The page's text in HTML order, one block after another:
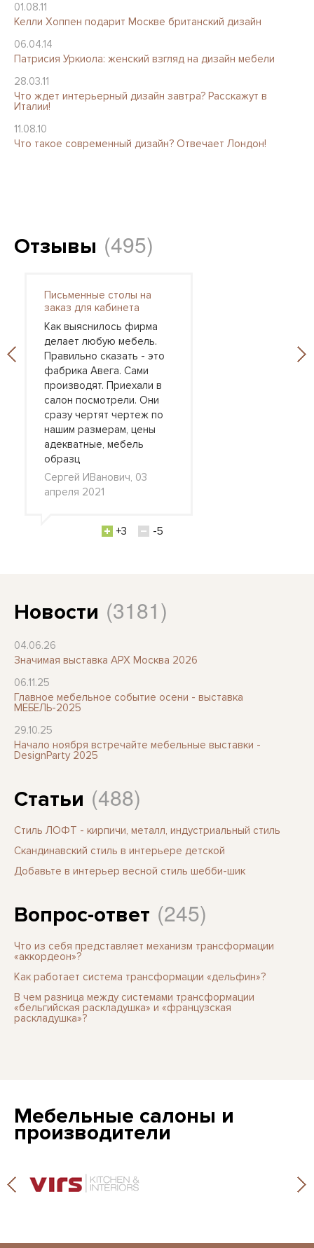
01.08.11
Келли Хоппен подарит Москве британский дизайн
06.04.14
Патриcия Уркиола: женский взгляд на дизайн мебели
28.03.11
Что ждет интерьерный дизайн завтра? Расскажут в
Италии!
11.08.10
Что такое современный дизайн? Отвечает Лондон!
Отзывы (495)
Письменные столы на
заказ для кабинета
Как выяснилось фирма
делает любую мебель.
Правильно сказать - это
фабрика Авега. Сами
производят. Приехали в
салон посмотрели. Они
сразу чертят чертеж по
нашим размерам, цены
адекватные, мебель
образц
Сергей ИВанович, 03
апреля 2021
+3 -5
Новости (3181)
04.06.26
Значимая выставка АРХ Москва 2026
06.11.25
Главное мебельное событие осени - выставка
МЕБЕЛЬ-2025
29.10.25
Начало ноября встречайте мебельные выставки -
DesignParty 2025
Статьи (488)
Стиль ЛОФТ - кирпичи, металл, индустриальный стиль
Скандинавский стиль в интерьере детской
Добавьте в интерьер весной стиль шебби-шик
Вопрос-ответ (245)
Что из себя представляет механизм трансформации
«аккордеон»?
Как работает система трансформации «дельфин»?
В чем разница между системами трансформации
«бельгийская раскладушка» и «французская
раскладушка»?
Мебельные салоны и
производители